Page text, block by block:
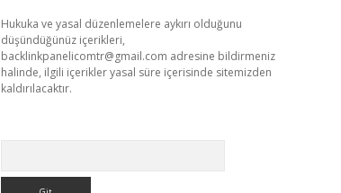
Hukuka ve yasal düzenlemelere aykırı olduğunu
düşündüğünüz içerikleri,
backlinkpanelicomtr@gmail.com adresine bildirmeniz
halinde, ilgili içerikler yasal süre içerisinde sitemizden
kaldırılacaktır.